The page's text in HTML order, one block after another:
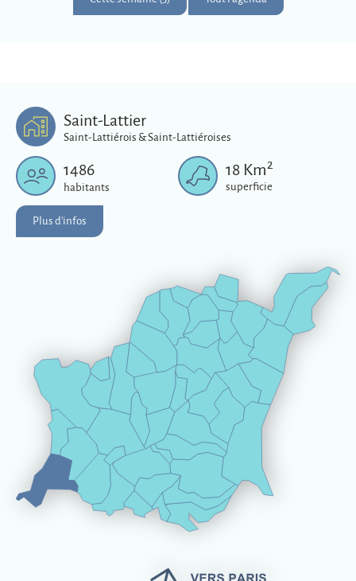
Saint-Lattier
Saint-Lattiérois & Saint-Lattiéroises
1486
habitants
18 Km2
superficie
Plus d'infos